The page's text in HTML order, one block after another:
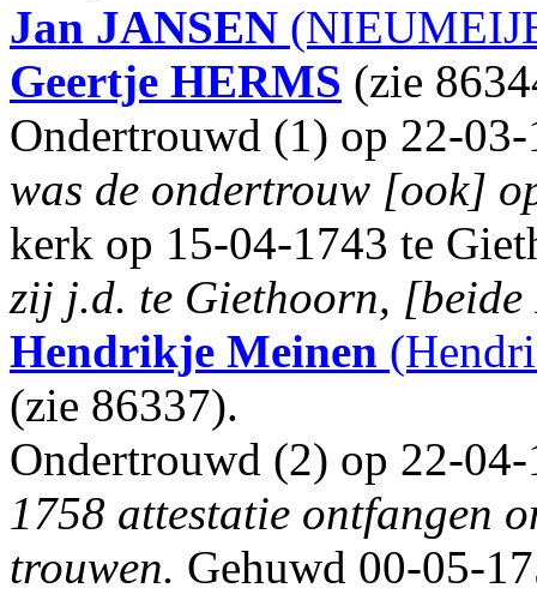
Jan JANSEN
Geertje HERMS (zie
Ondertrouwd (1) op 22-
was de ondertrouw [ook]
kerk op 15-04-1743 te
zij j.d. te Giethoorn, [beide
Hendrikje Meinen
(zie 86337).
Ondertrouwd (2) op 22-
1758 attestatie ontfangen
trouwen. Gehuwd 00-05-